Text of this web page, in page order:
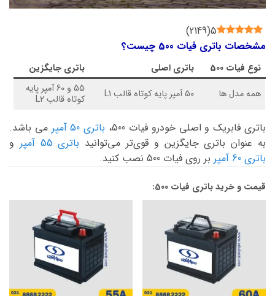
5
(
2149
)
مشخصات باتری فیات 500 چیست؟
نوع فیات 500 باتری اصلی
باتری جایگزین
همه مدل ها
50 آمپر پایه کوتاه قالب L1 55 و 60 آمپر پایه
کوتاه قالب L2
باتری فابریک و اصلی خودرو فیات 500، باتری 50 آمپر
می باشد.
به عنوان باتری جایگزین و قوی‌تر می‌توانید باتری 55 آمپر
و
باتری 60 آمپر
بر روی فیات 500 نصب کنید.
قیمت و خرید باتری فیات 500: